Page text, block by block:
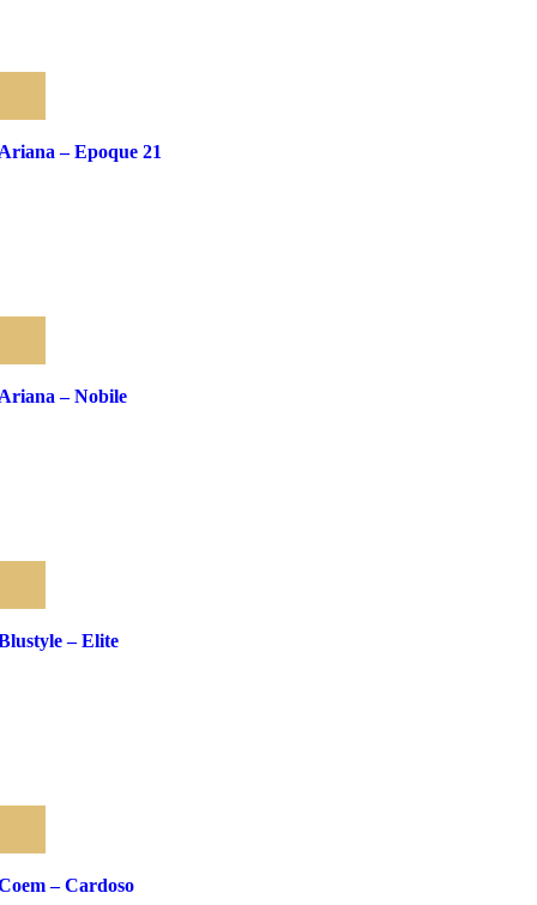
– Epoque 21
– Nobile
– Elite
– Cardoso